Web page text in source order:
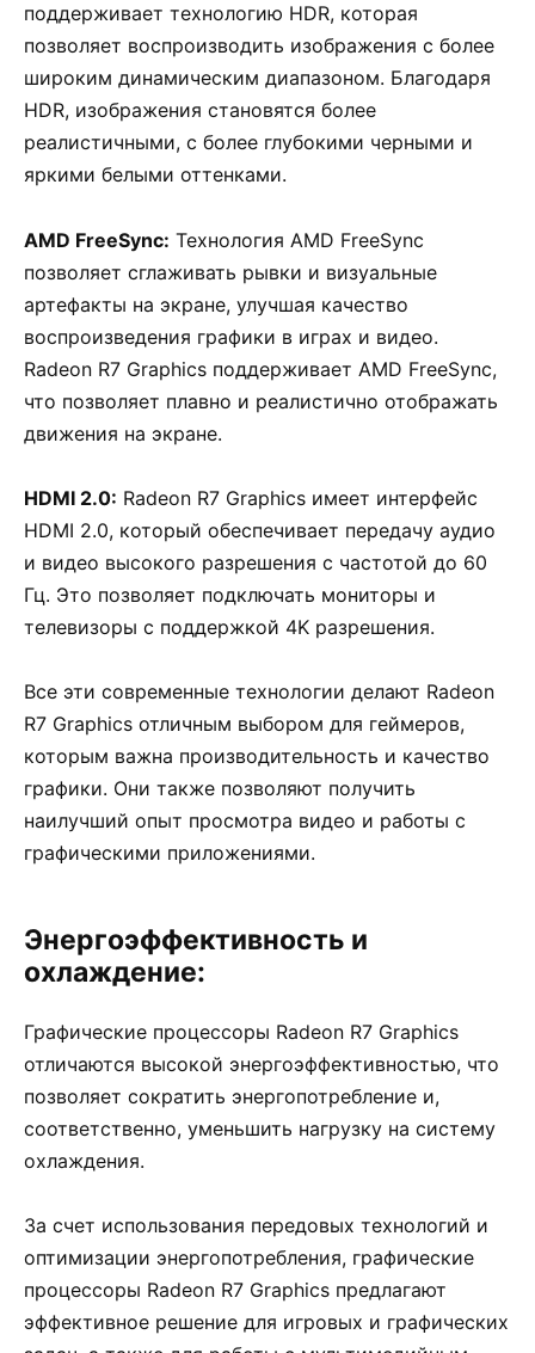
поддерживает технологию HDR, которая
позволяет воспроизводить изображения с более
широким динамическим диапазоном. Благодаря
HDR, изображения становятся более
реалистичными, с более глубокими черными и
яркими белыми оттенками.
AMD FreeSync: Технология AMD FreeSync
позволяет сглаживать рывки и визуальные
артефакты на экране, улучшая качество
воспроизведения графики в играх и видео.
Radeon R7 Graphics поддерживает AMD FreeSync,
что позволяет плавно и реалистично отображать
движения на экране.
HDMI 2.0: Radeon R7 Graphics имеет интерфейс
HDMI 2.0, который обеспечивает передачу аудио
и видео высокого разрешения с частотой до 60
Гц. Это позволяет подключать мониторы и
телевизоры с поддержкой 4K разрешения.
Все эти современные технологии делают Radeon
R7 Graphics отличным выбором для геймеров,
которым важна производительность и качество
графики. Они также позволяют получить
наилучший опыт просмотра видео и работы с
графическими приложениями.
Энергоэффективность и
охлаждение:
Графические процессоры Radeon R7 Graphics
отличаются высокой энергоэффективностью, что
позволяет сократить энергопотребление и,
соответственно, уменьшить нагрузку на систему
охлаждения.
За счет использования передовых технологий и
оптимизации энергопотребления, графические
процессоры Radeon R7 Graphics предлагают
эффективное решение для игровых и графических